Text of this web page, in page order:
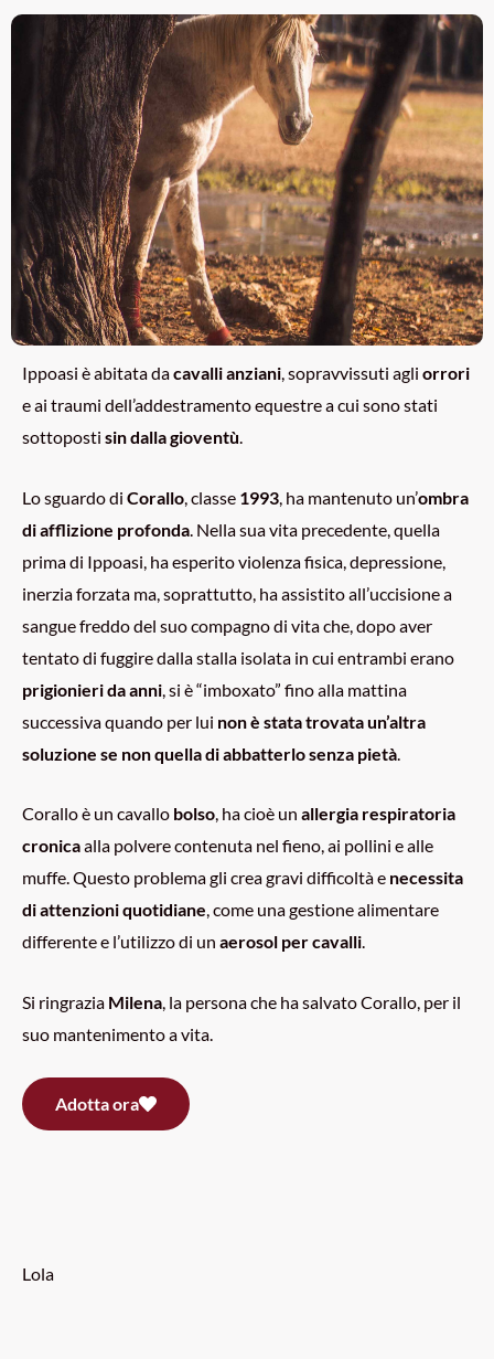
Ippoasi è abitata dacavalli anziani, sopravvissuti agli orrori
e ai traumi dell’addestramento equestre a cui sono stati
sottoposti sin dalla gioventù.
Lo sguardo di Corallo , classe 1993 , ha mantenuto un’ombra
di afflizione profonda . Nella sua vita precedente, quella
prima di Ippoasi, ha esperito violenza fisica, depressione,
inerzia forzata ma, soprattutto, ha assistito all’uccisione a
sangue freddo del suo compagno di vita che, dopo aver
tentato di fuggire dalla stalla isolata in cui entrambi erano
prigionieri da anni , si è “imboxato” fino alla mattina
successiva quando per lui non è stata trovata un’altra
soluzione se non quella di abbatterlo senza pietà
Corallo è un cavallo bolso, ha cioè un allergia respiratoria
cronicaalla polvere contenuta nel fieno, ai pollini e alle
muffe. Questo problema gli crea gravi difficoltà e necessita
di attenzioni quotidiane, come una gestione alimentare
differente e l’utilizzo di un aerosol per cavalli.
Si ringrazia Milena , la persona che ha salvato Corallo, per il
suo mantenimento a vita.
Adotta ora
Lola